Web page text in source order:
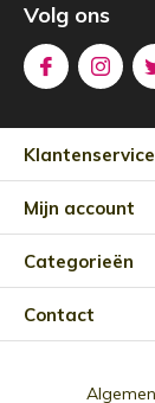
Volg ons
Klantenservice
Mijn account
Categorieën
Contact